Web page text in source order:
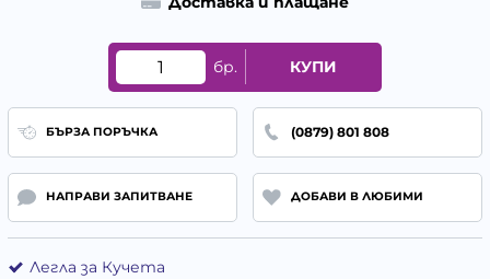
бр. КУПИ
БЪРЗА ПОРЪЧКА (0879) 801 808
НАПРАВИ ЗАПИТВАНЕ ДОБАВИ В ЛЮБИМИ
Легла за Кучета